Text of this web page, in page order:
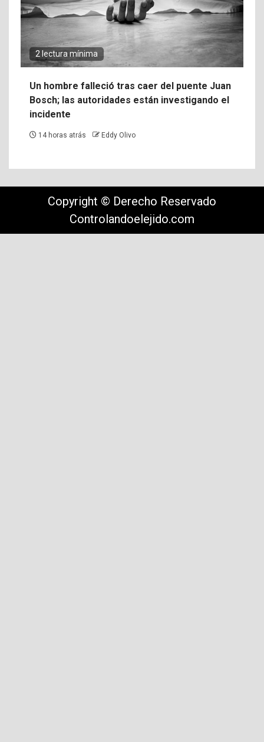
2 lectura mínima
Un hombre falleció tras caer del puente Juan
Bosch; las autoridades están investigando el
incidente
14 horas atrás Eddy Olivo
Copyright © Derecho Reservado
Controlandoelejido.com